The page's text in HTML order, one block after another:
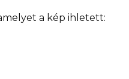
a kép ihletett: